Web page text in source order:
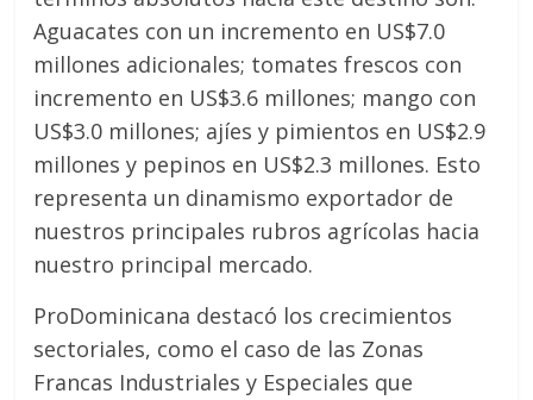
Aguacates con un incremento en US$7.0
millones adicionales; tomates frescos con
incremento en US$3.6 millones; mango con
US$3.0 millones; ajíes y pimientos en US$2.9
millones y pepinos en US$2.3 millones. Esto
representa un dinamismo exportador de
nuestros principales rubros agrícolas hacia
nuestro principal mercado.
ProDominicana destacó los crecimientos
sectoriales, como el caso de las Zonas
Francas Industriales y Especiales que